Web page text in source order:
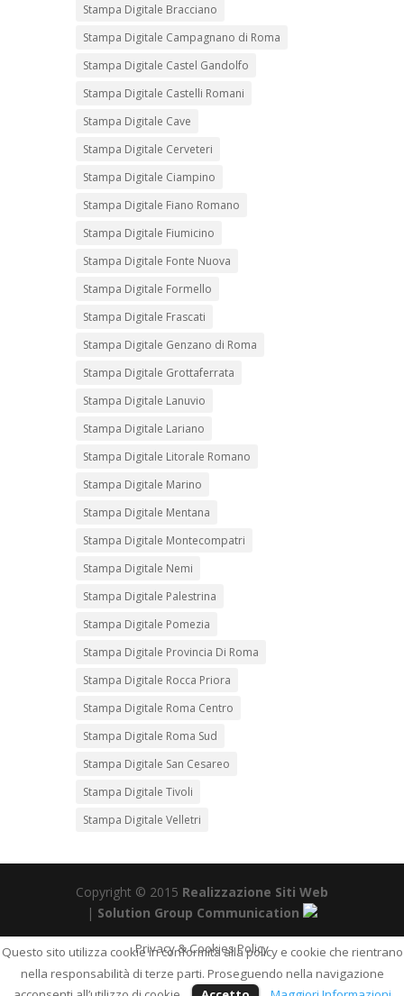
Stampa Digitale Bracciano
Stampa Digitale Campagnano di Roma
Stampa Digitale Castel Gandolfo
Stampa Digitale Castelli Romani
Stampa Digitale Cave
Stampa Digitale Cerveteri
Stampa Digitale Ciampino
Stampa Digitale Fiano Romano
Stampa Digitale Fiumicino
Stampa Digitale Fonte Nuova
Stampa Digitale Formello
Stampa Digitale Frascati
Stampa Digitale Genzano di Roma
Stampa Digitale Grottaferrata
Stampa Digitale Lanuvio
Stampa Digitale Lariano
Stampa Digitale Litorale Romano
Stampa Digitale Marino
Stampa Digitale Mentana
Stampa Digitale Montecompatri
Stampa Digitale Nemi
Stampa Digitale Palestrina
Stampa Digitale Pomezia
Stampa Digitale Provincia Di Roma
Stampa Digitale Rocca Priora
Stampa Digitale Roma Centro
Stampa Digitale Roma Sud
Stampa Digitale San Cesareo
Stampa Digitale Tivoli
Stampa Digitale Velletri
Copyright © 2015 Realizzazione Siti Web
| Solution Group Communication
Questo sito utilizza cookie in conformità alla policy e cookie che rientrano
nella responsabilità di terze parti. Proseguendo nella navigazione
Privacy & Cookies Policy